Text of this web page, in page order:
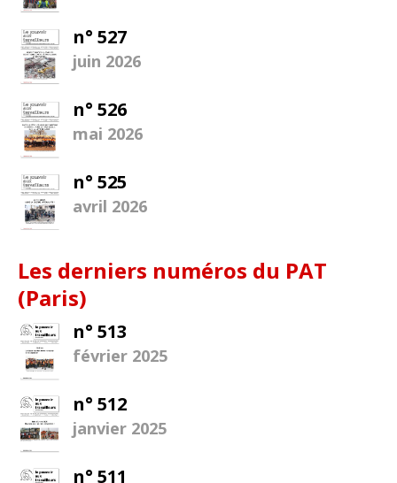
n° 527
juin 2026
n° 526
mai 2026
n° 525
avril 2026
Les derniers numéros du PAT
(Paris)
n° 513
février 2025
n° 512
janvier 2025
n° 511